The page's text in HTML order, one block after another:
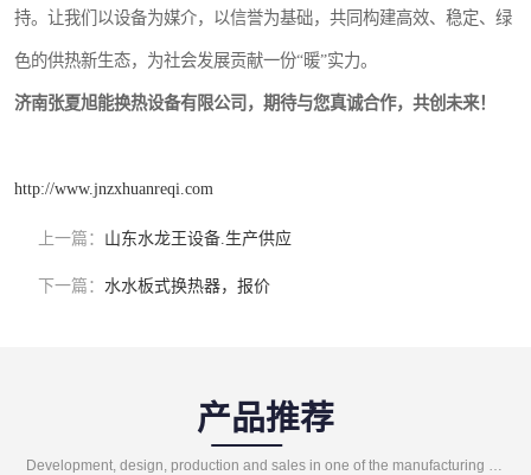
持。让我们以设备为媒介，以信誉为基础，共同构建高效、稳定、绿
色的供热新生态，为社会发展贡献一份“暖”实力。
济南张夏旭能换热设备有限公司，期待与您真诚合作，共创未来！
http://www.jnzxhuanreqi.com
上一篇： 山东水龙王设备.生产供应
下一篇： 水水板式换热器，报价
产品推荐
Development, design, production and sales in one of the manufacturing enterprises